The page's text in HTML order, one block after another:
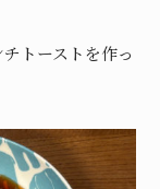
トーストを作っ